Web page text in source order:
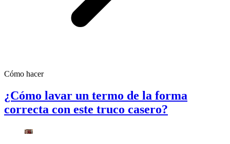
Cómo hacer
¿Cómo lavar un termo de la forma
correcta con este truco casero?